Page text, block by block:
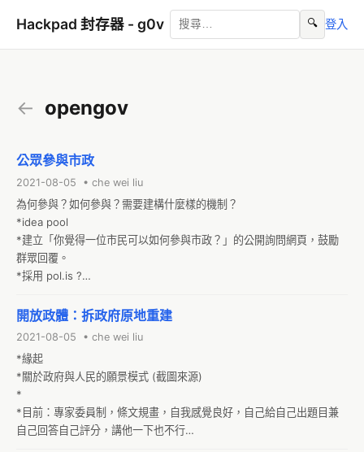
Hackpad 封存器 - g0v 🔍 登入
← opengov
公眾參與市政
2021-08-05 • che wei liu
為何參與？如何參與？需要建構什麼樣的機制？
*idea pool
*建立「你覺得一位市民可以如何參與市政？」的公開詢問網頁，鼓勵
群眾回覆。
*採用 pol.is ?
開放政體：拆政府原地重建
2021-08-05 • che wei liu
*緣起
*關於政府與人民的願景模式 (截圖來源)
*
*目前：專家委員制，條文規畫，自我感覺良好，自己給自己出題目兼
自己回答自己評分，講他一下也不行